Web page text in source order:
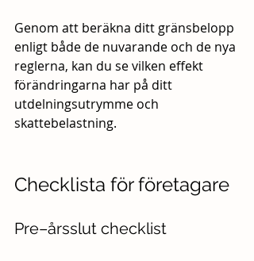
Genom att beräkna ditt gränsbelopp
enligt både de nuvarande och de nya
reglerna, kan du se vilken effekt
förändringarna har på ditt
utdelningsutrymme och
skattebelastning.
Checklista för företagare
Pre–årsslut checklist